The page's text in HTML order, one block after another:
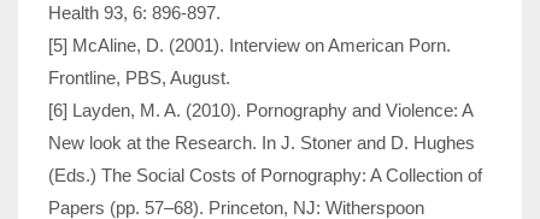
Health 93, 6: 896-897.
[5] McAline, D. (2001). Interview on American Porn.
Frontline, PBS, August.
[6] Layden, M. A. (2010). Pornography and Violence: A
New look at the Research. In J. Stoner and D. Hughes
(Eds.) The Social Costs of Pornography: A Collection of
Papers (pp. 57–68). Princeton, NJ: Witherspoon